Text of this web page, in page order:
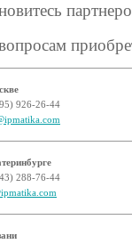
926-26-44
288-76-44